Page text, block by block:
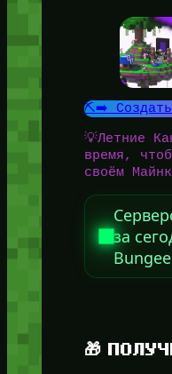
⛏️➡️
💡Летние
время,
своём
за
🎁